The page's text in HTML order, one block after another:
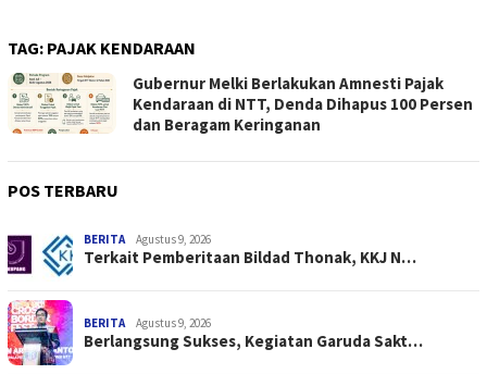
TAG: PAJAK KENDARAAN
Gubernur Melki Berlakukan Amnesti Pajak
Kendaraan di NTT, Denda Dihapus 100 Persen
dan Beragam Keringanan
POS TERBARU
BERITA Agustus 9, 2026
Terkait Pemberitaan Bildad Thonak, KKJ N…
BERITA Agustus 9, 2026
Berlangsung Sukses, Kegiatan Garuda Sakt…